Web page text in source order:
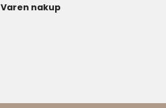
Varen nakup